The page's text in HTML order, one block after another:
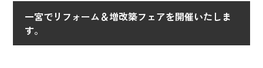
一宮でリフォーム＆増改築フェアを開催いたしま
す。